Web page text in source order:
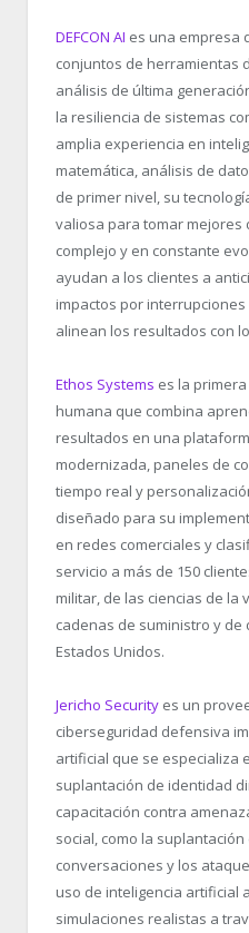
DEFCON AI es una empresa
conjuntos de herramientas
análisis de última
la resiliencia de sistemas
amplia experiencia en
matemática, análisis de
de primer nivel, su
valiosa para tomar mejores
complejo y en constante
ayudan a los clientes a
impactos por
alinean los resultados con
Ethos Systems es la
humana que combina
resultados en una
modernizada, paneles de
tiempo real y
diseñado para su
en redes comerciales y
servicio a más de 150
militar, de las ciencias de la
cadenas de suministro y
Estados Unidos.
Jericho Security es un
ciberseguridad defensiva
artificial que se especializa
suplantación de identidad
capacitación contra
social, como la
conversaciones y los
uso de inteligencia artificial
simulaciones realistas a